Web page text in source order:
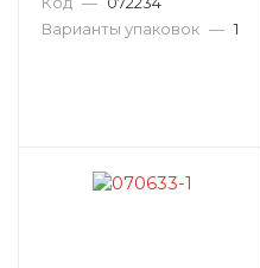
Варианты упаковок — 1